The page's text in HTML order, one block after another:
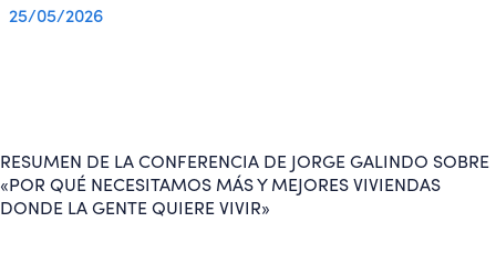
25/05/2026
RESUMEN DE LA CONFERENCIA DE JORGE GALINDO SOBRE
«POR QUÉ NECESITAMOS MÁS Y MEJORES VIVIENDAS
DONDE LA GENTE QUIERE VIVIR»